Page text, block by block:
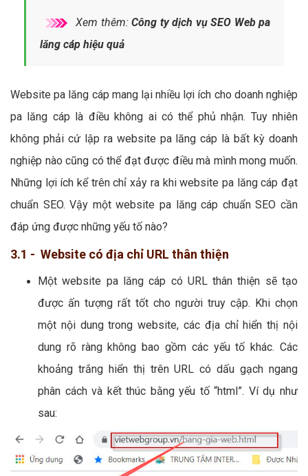
Xem thêm:Công ty dịch vụ SEO Web pa
lăng cáp hiệu quả
Website pa lăng cáp mang lại nhiều lợi ích cho doanh nghiệp
pa lăng cáp là điều không ai có thể phủ nhận. Tuy nhiên
không phải cứ lập ra website pa lăng cáp là bất kỳ doanh
nghiệp nào cũng có thể đạt được điều mà mình mong muốn.
Những lợi ích kể trên chỉ xảy ra khi website pa lăng cáp đạt
chuẩn SEO. Vậy một website pa lăng cáp chuẩn SEO cần
đáp ứng được những yếu tố nào?
3.1 - Website có địa chỉ URL thân thiện
Một website pa lăng cáp có URL thân thiện sẽ tạo
được ấn tượng rất tốt cho người truy cập. Khi chọn
một nội dung trong website, các địa chỉ hiển thị nội
dung rõ ràng không bao gồm các yếu tố khác. Các
khoảng trắng hiển thị trên URL có dấu gạch ngang
phân cách và kết thúc bằng yếu tố “html”. Ví dụ như
sau: